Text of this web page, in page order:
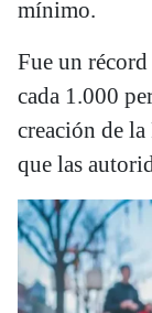
mínimo.
Fue un
cada 1.000
creación de
que las